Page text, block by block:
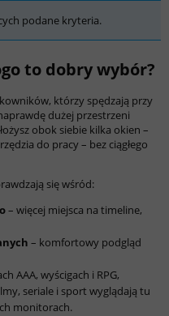
podane kryteria.
to dobry wybór?
którzy spędzają przy
dużej przestrzeni
obok siebie kilka okien –
do pracy – bez ciągłego
się wśród:
– więcej miejsca na timeline,
– komfortowy podgląd
AAA, wyścigach i RPG,
seriale i sport wyglądają tu
monitorach.